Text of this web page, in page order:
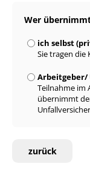
Wer
ich selbst
Sie tragen die
Arbeitgeber/
Teilnahme im
übernimmt
zurück